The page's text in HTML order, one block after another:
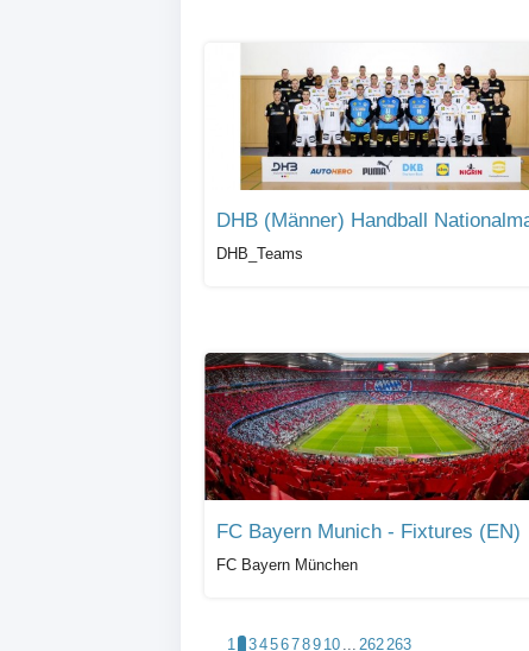
DHB_Teams
FC Bayern Munich - Fixtures (EN)
FC Bayern München
1 3456789 10 262 263